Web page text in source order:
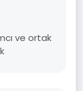
ve ortak